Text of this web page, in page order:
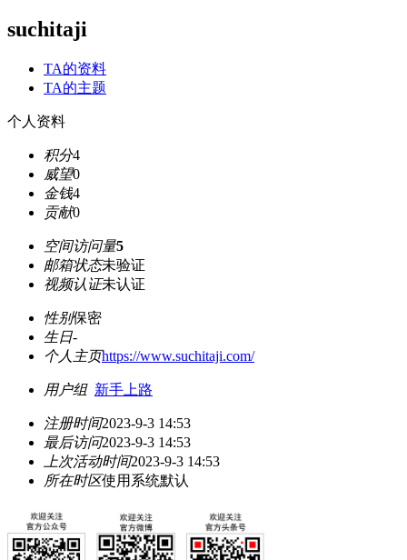
suchitaji
TA的资料
TA的主题
个人资料
积分4
威望0
金钱4
贡献0
空间访问量5
邮箱状态未验证
视频认证未认证
性别保密
生日-
个人主页https://www.suchitaji.com/
用户组 新手上路
注册时间2023-9-3 14:53
最后访问2023-9-3 14:53
上次活动时间2023-9-3 14:53
所在时区使用系统默认